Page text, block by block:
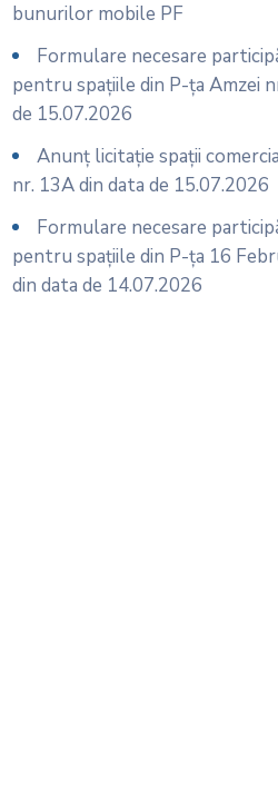
bunurilor mobile PF
Formulare necesare
pentru spațiile din P-ța Amzei
de 15.07.2026
Anunț licitație spații
nr. 13A din data de 15.07.2026
Formulare necesare
pentru spațiile din P-ța 16
din data de 14.07.2026